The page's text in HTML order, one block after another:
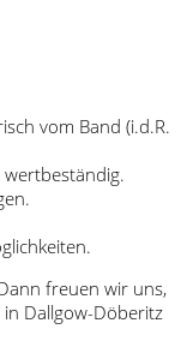
vom Band (i.d.R.
freuen wir uns,
Dallgow-Döberitz